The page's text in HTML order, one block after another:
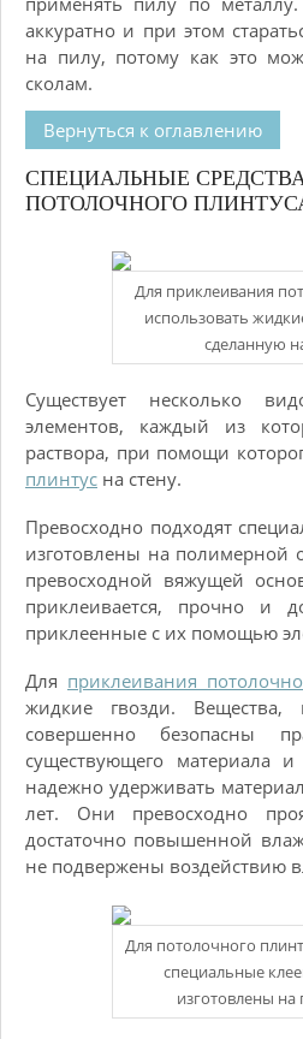
аккуратно и при этом
на пилу, потому как это
сколам.
Вернуться к оглавлению
СПЕЦИАЛЬНЫЕ
ПОТОЛОЧНОГО
Для приклеивания
использовать
сделанную
Существует несколько
элементов, каждый из
раствора, при помощи
плинтус на стену.
Превосходно подходят
изготовлены на полимерной
превосходной вяжущей
приклеивается, прочно и
приклеенные с их помощью
Для приклеивания
жидкие гвозди.
совершенно безопасны
существующего материала
надежно удерживать
лет. Они превосходно
достаточно повышенной
не подвержены воздействию
Для потолочного
специальные
изготовлены